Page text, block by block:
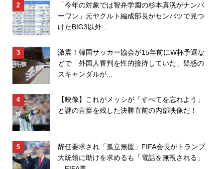
「今年の対象では智弁学園の杉本真滉がナンバ
ーワン」元ヤクルト編成部長がセンバツで見つ
けたBIG3以外...
激震！韓国サッカー協会が15年前にW杯予選な
どで「外国人審判を性的接待していた」疑惑の
スキャンダルが...
【映像】これがメッシが「すべてを忘れよう」
と謎の言葉を残した決勝直前の内部映像だ！
辞任要求され「孤立無援」FIFA会長がトランプ
大統領に助けを求めるも「電話を無視される」